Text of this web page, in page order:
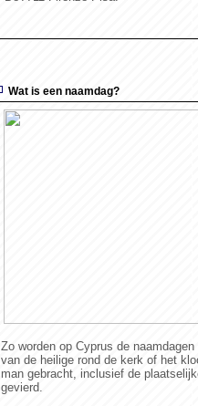
Wat is een naamdag?
Zo worden op Cyprus de
van de heilige rond de kerk of het
man gebracht, inclusief de
gevierd.